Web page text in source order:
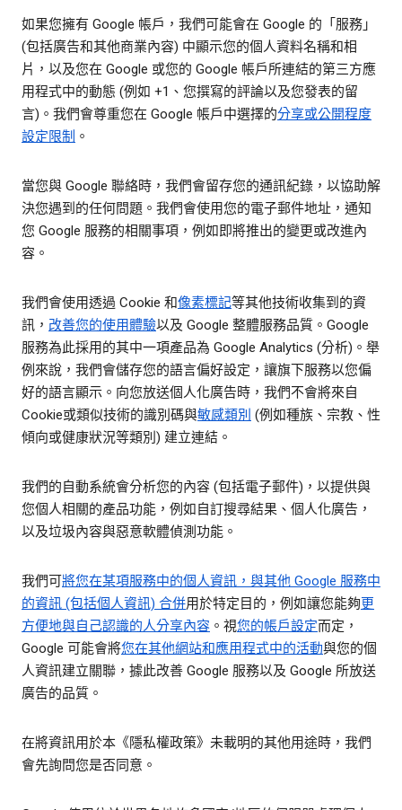
如果您擁有 Google 帳戶，我們可能會在 Google 的「服務」
(包括廣告和其他商業內容) 中顯示您的個人資料名稱和相
片，以及您在 Google 或您的 Google 帳戶所連結的第三方應
用程式中的動態 (例如 +1、您撰寫的評論以及您發表的留
言)。我們會尊重您在 Google 帳戶中選擇的分享或公開程度
設定限制 。
當您與 Google 聯絡時，我們會留存您的通訊紀錄，以協助解
決您遇到的任何問題。我們會使用您的電子郵件地址，通知
您 Google 服務的相關事項，例如即將推出的變更或改進內
容。
我們會使用透過 Cookie 和像素標記等其他技術收集到的資
訊， 改善您的使用體驗以及 Google 整體服務品質。Google
服務為此採用的其中一項產品為 Google Analytics (分析)。舉
例來說，我們會儲存您的語言偏好設定，讓旗下服務以您偏
好的語言顯示。向您放送個人化廣告時，我們不會將來自
Cookie或類似技術的識別碼與敏感類別 (例如種族、宗教、性
傾向或健康狀況等類別) 建立連結。
我們的自動系統會分析您的內容 (包括電子郵件)，以提供與
您個人相關的產品功能，例如自訂搜尋結果、個人化廣告，
以及垃圾內容與惡意軟體偵測功能。
我們可將您在某項服務中的個人資訊，與其他 Google 服務中
的資訊 (包括個人資訊) 合併用於特定目的，例如讓您能夠更
方便地與自己認識的人分享內容 。視您的帳戶設定而定，
Google 可能會將您在其他網站和應用程式中的活動與您的個
人資訊建立關聯，據此改善 Google 服務以及 Google 所放送
廣告的品質。
在將資訊用於本《隱私權政策》未載明的其他用途時，我們
會先詢問您是否同意。